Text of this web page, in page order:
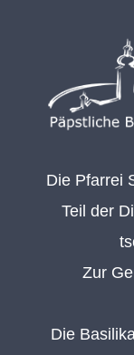
Die Pfarrei
Teil der
Zur
Die